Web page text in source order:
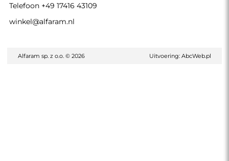
Telefoon +49 17416 43109
winkel@alfaram.nl
Alfaram sp. z o.o. © 2026 Uitvoering: AbcWeb.pl